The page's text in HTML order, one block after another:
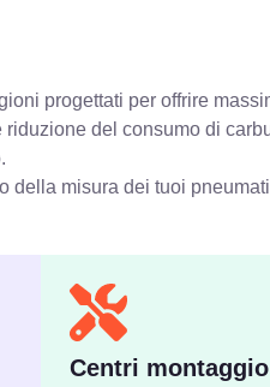
progettati per offrire
del consumo di
della misura dei tuoi
Centri montaggio